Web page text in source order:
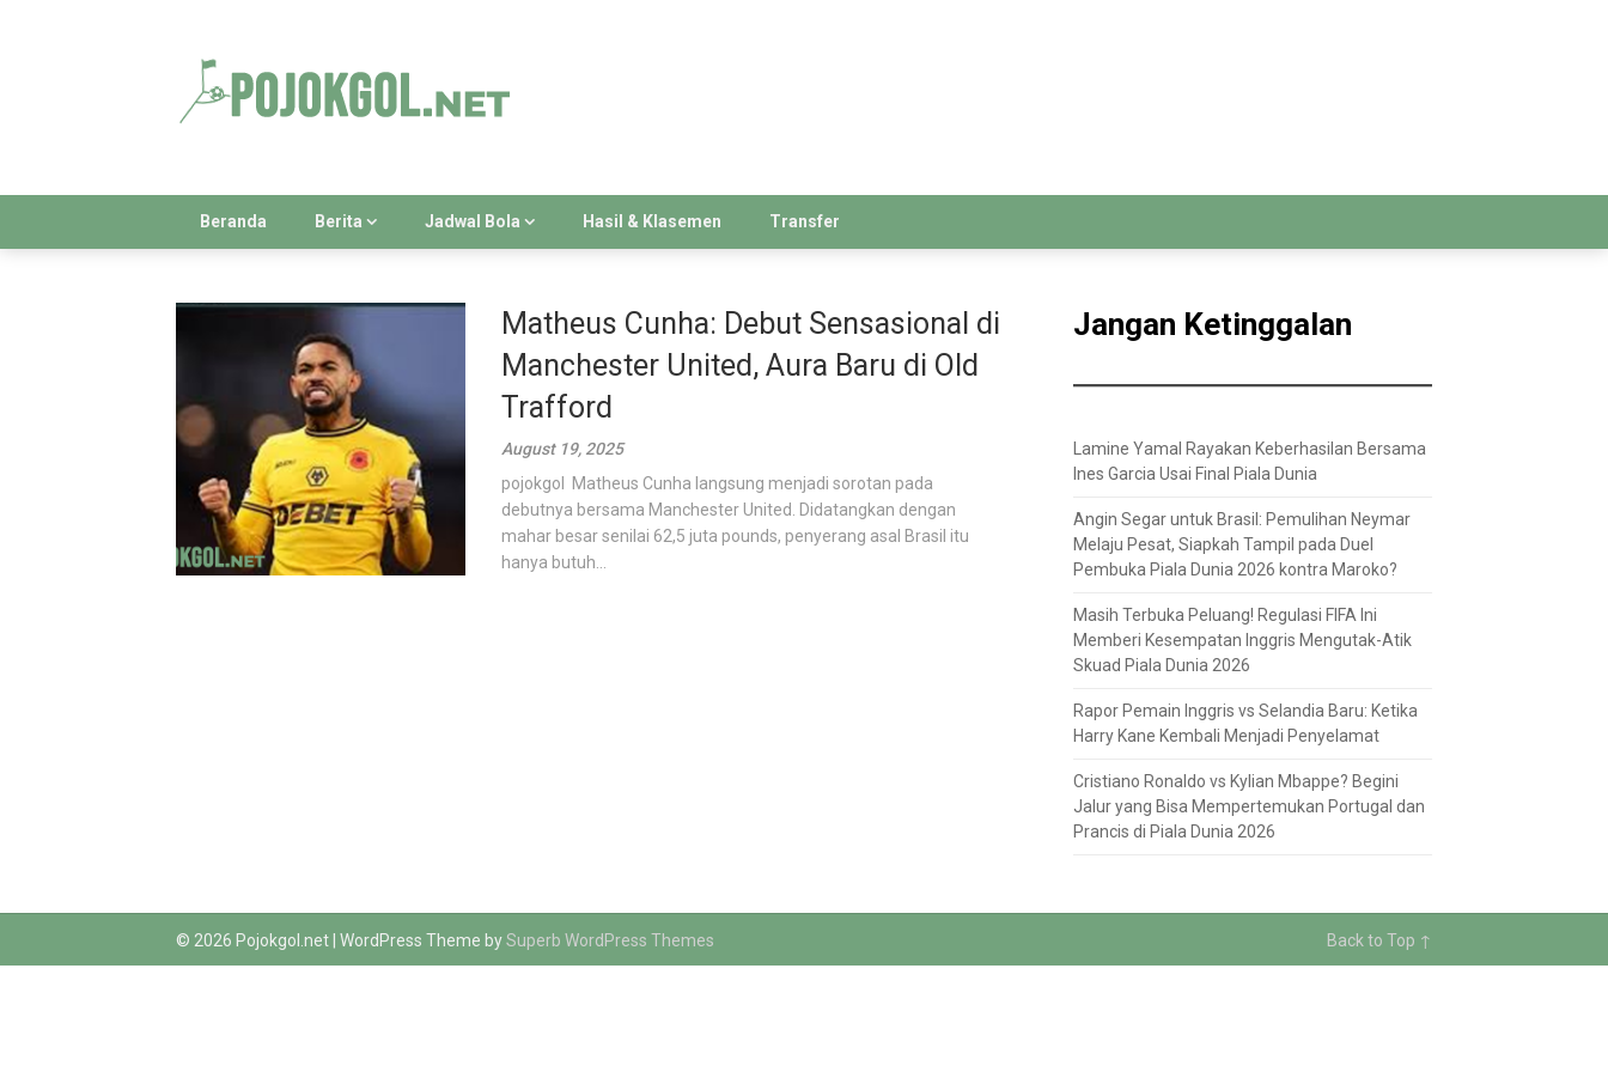
Beranda Berita Jadwal Bola Hasil & Klasemen Transfer
Matheus Cunha: Debut Sensasional di
Manchester United, Aura Baru di Old
Trafford
August 19, 2025
pojokgol Matheus Cunha langsung menjadi sorotan pada
debutnya bersama Manchester United. Didatangkan dengan
mahar besar senilai 62,5 juta pounds, penyerang asal Brasil itu
hanya butuh...
Jangan Ketinggalan
Lamine Yamal Rayakan Keberhasilan Bersama
Ines Garcia Usai Final Piala Dunia
Angin Segar untuk Brasil: Pemulihan Neymar
Melaju Pesat, Siapkah Tampil pada Duel
Pembuka Piala Dunia 2026 kontra Maroko?
Masih Terbuka Peluang! Regulasi FIFA Ini
Memberi Kesempatan Inggris Mengutak-Atik
Skuad Piala Dunia 2026
Rapor Pemain Inggris vs Selandia Baru: Ketika
Harry Kane Kembali Menjadi Penyelamat
Cristiano Ronaldo vs Kylian Mbappe? Begini
Jalur yang Bisa Mempertemukan Portugal dan
Prancis di Piala Dunia 2026
© 2026 Pojokgol.net | WordPress Theme bySuperb WordPress Themes Back to Top ↑